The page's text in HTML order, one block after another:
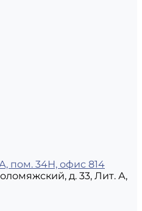
пом. 34Н, офис 814
д. 33, Лит. А,